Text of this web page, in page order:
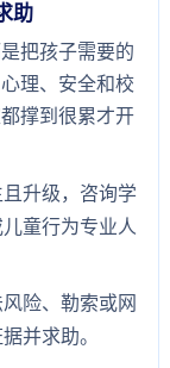
助
把孩子需要的
理、安全和校
撑到很累才开
升级，咨询学
童行为专业人
险、勒索或网
并求助。